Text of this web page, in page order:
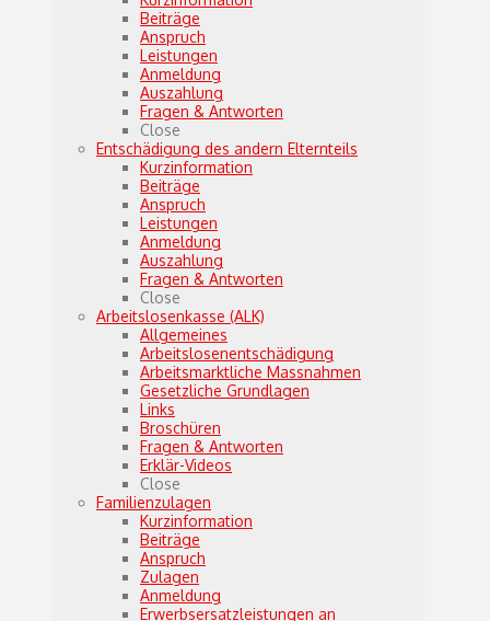
Beiträge
Anspruch
Leistungen
Anmeldung
Auszahlung
Fragen & Antworten
Close
Entschädigung des andern Elternteils
Kurzinformation
Beiträge
Anspruch
Leistungen
Anmeldung
Auszahlung
Fragen & Antworten
Close
Arbeitslosenkasse (ALK)
Allgemeines
Arbeitslosenentschädigung
Arbeitsmarktliche Massnahmen
Gesetzliche Grundlagen
Links
Broschüren
Fragen & Antworten
Erklär-Videos
Close
Familienzulagen
Kurzinformation
Beiträge
Anspruch
Zulagen
Anmeldung
Erwerbsersatzleistungen an